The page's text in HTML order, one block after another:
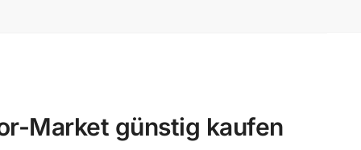
Market günstig kaufen